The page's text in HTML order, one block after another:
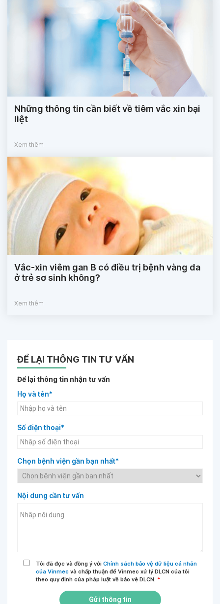
Những thông tin cần biết về tiêm vắc xin bại
liệt
Xem thêm
Vắc-xin viêm gan B có điều trị bệnh vàng da
ở trẻ sơ sinh không?
Xem thêm
ĐỂ LẠI THÔNG TIN TƯ VẤN
Để lại thông tin nhận tư vấn
Họ và tên*
Số điện thoại*
Chọn bệnh viện gần bạn nhất*
Nội dung cần tư vấn
Tôi đã đọc và đồng ý với Chính sách bảo vệ dữ liệu cá nhân
của Vinmec và chấp thuận để Vinmec xử lý DLCN của tôi
theo quy định của pháp luật về bảo vệ DLCN. *
Gửi thông tin